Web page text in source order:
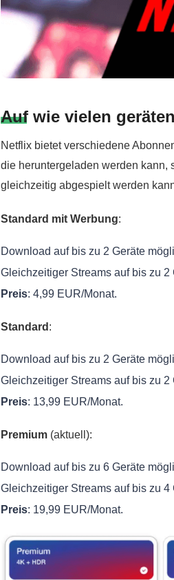
Auf wie vielen
Netflix bietet verschiedene
die heruntergeladen werden kann,
gleichzeitig abgespielt werden
Standard mit Werbung:
Download auf bis zu 2 Geräte
Gleichzeitiger Streams auf bis zu 2
Preis: 4,99 EUR/Monat.
Standard :
Download auf bis zu 2 Geräte
Gleichzeitiger Streams auf bis zu 2
Preis: 13,99 EUR/Monat.
Premium (aktuell):
Download auf bis zu 6 Geräte
Gleichzeitiger Streams auf bis zu 4
Preis: 19,99 EUR/Monat.